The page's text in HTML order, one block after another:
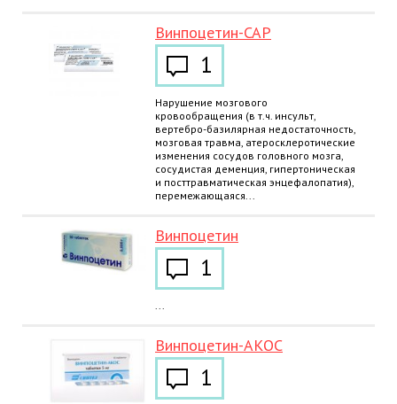
Винпоцетин-САР
1
Нарушение мозгового
кровообращения (в т.ч. инсульт,
вертебро-базилярная недостаточность,
мозговая травма, атеросклеротические
изменения сосудов головного мозга,
сосудистая деменция, гипертоническая
и посттравматическая энцефалопатия),
перемежающаяся...
Винпоцетин
1
...
Винпоцетин-АКОС
1